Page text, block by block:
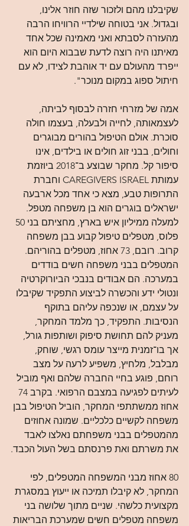
שקיבלנו מהם ולזכור שזה חוזר אלינו,
ובגדול. אני בטוחה שילדיי הרוויחו הרבה
מהעזרה לסבתא ואני מאמינה שכל אחד
מאיתנו היה רוצה לדעת שבבוא היום הוא
ייפרד מהעולם עם יד אוהבת לצידו, לא עם
חיתול ספוג במקום מנוכר".
אמה של מזרחי חזרה לבסוף לביתה,
לעצמאותה, לחייה ולבעלה, בעצמו חולה
סוכרת. אולם הטיפול בהורים מבוגרים
וחולים, בבני זוג חולים או בילדים, אינו
סיפור קל. מחקר שבוצע ב־2018 ביוזמת
עמותת CAREGIVERS ISRAEL וחברת
התרופות טבע, מצא כי אחד מכל ארבעה
ישראלים בוגרים הוא בן משפחה מטפל.
פלוס, מטפלים טיפול קבוע בבן משפחה
קרוב. רובם, 73 אחוז, מטפלים בהוריהם.
המטפלים בבני משפחה חשים בודדים
במערכה. הם אבודים בנבכי הביורוקרטיה
ונטולי ידע והכשרה לביצוע התפקיד שקיבלו
על עצמם, או שנכפה עליהם בתוקף
הנסיבות. התפקיד, כך מלמד המחקר,
מעניק להם תחושת סיפוק ושותפות גורל,
אך בו־זמנית מייצר עומס רגשי, שוחק,
מבלבל, מלחיץ, משפיע לרעה על מצב
רוחם, פוגע בחיי החברה שלהם ואף מוביל
אחוז ממשתתפי המחקר, הוביל הטיפול בבן
משפחה לקשיים כלכליים. שמונה אחוזים
מהמטפלים בבני משפחתם נאלצו לאבד
את משרתם ואת פרנסתם בשל העול הכבד.
80 אחוז מבני המשפחה המטפלים, לפי
המחקר, לא קיבלו תמיכה או ייעוץ במסגרת
מקצועית כלשהי. שניים מתוך שלושה בני
משפחה מטפלים חשים שמערכת הבריאות